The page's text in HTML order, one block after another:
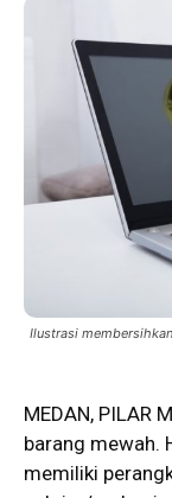
Ilustrasi
MEDAN, PILAR
barang mewah.
memiliki